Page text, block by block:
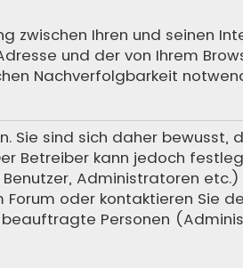
zwischen Ihren und seinen
und der von Ihrem
Nachverfolgbarkeit
Sie sind sich daher bewusst,
Betreiber kann jedoch
Administratoren
oder kontaktieren Sie
Personen